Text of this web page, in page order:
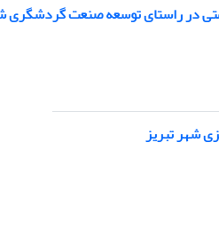
در راستای توسعه صنعت
شهر تبریز